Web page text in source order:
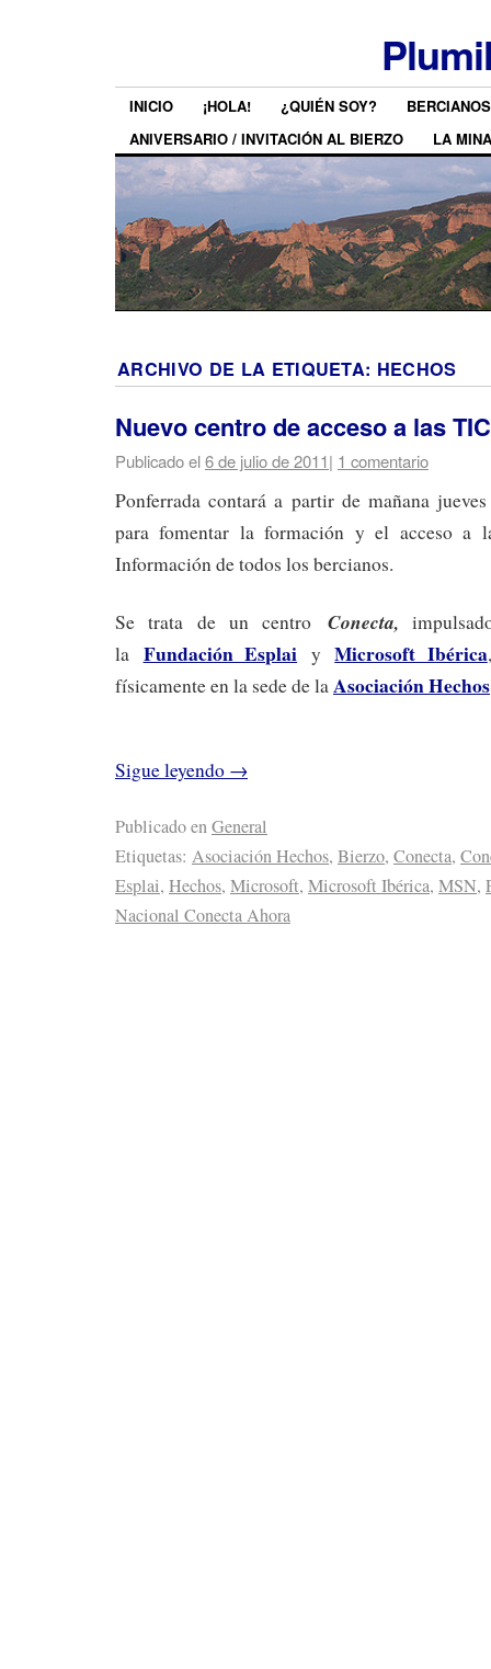
INICIO ¡HOLA! ¿QUIÉN SOY?
ANIVERSARIO / INVITACIÓN AL BIERZO
LA MINA
ARCHIVO DE LA ETIQUETA: HECHOS
Nuevo centro de acceso a las
Publicado el6 de julio de 2011| 1 comentario
Ponferrada contará a partir de mañana
para fomentar la formación y el acceso a
Información de todos los bercianos.
Se trata de un centro Conecta,
la Fundación Esplai yMicrosoft Ibérica
físicamente en la sede de laAsociación Hechos
Sigue leyendo →
Publicado enGeneral
Etiquetas: Asociación Hechos, Bierzo, Conecta,
Esplai, Hechos, Microsoft, Microsoft Ibérica, MSN,
Nacional Conecta Ahora